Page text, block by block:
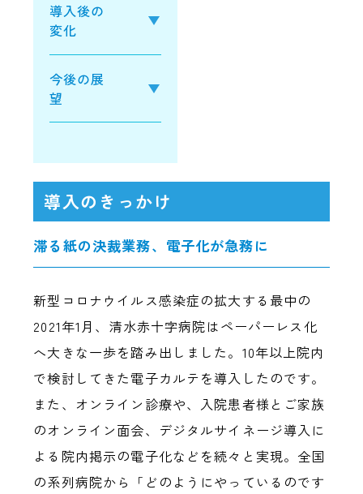
導入後の
変化
今後の展
望
導入のきっかけ
滞る紙の決裁業務、電子化が急務に
新型コロナウイルス感染症の拡大する最中の
2021年1月、清水赤十字病院はペーパーレス化
へ大きな一歩を踏み出しました。10年以上院内
で検討してきた電子カルテを導入したのです。
また、オンライン診療や、入院患者様とご家族
のオンライン面会、デジタルサイネージ導入に
よる院内掲示の電子化などを続々と実現。全国
の系列病院から「どのようにやっているのです